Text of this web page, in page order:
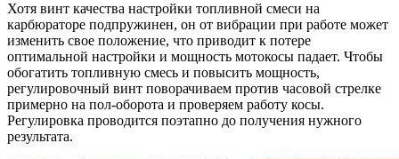
Хотя винт качества настройки топливной смеси на
карбюраторе подпружинен, он от вибрации при работе может
изменить свое положение, что приводит к потере
оптимальной настройки и мощность мотокосы падает. Чтобы
обогатить топливную смесь и повысить мощность,
регулировочный винт поворачиваем против часовой стрелке
примерно на пол-оборота и проверяем работу косы.
Регулировка проводится поэтапно до получения нужного
результата.